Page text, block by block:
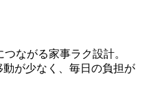
ながる家事ラク設計。
が少なく、毎日の負担が